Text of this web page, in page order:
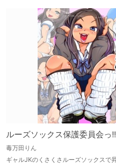
ルーズソックス保護委員会っ!!
毒万田りん
ギャルJKのくさくさルーズソックスで